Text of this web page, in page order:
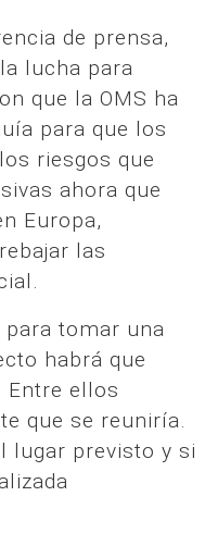
de prensa,
lucha para
que la OMS ha
para que los
riesgos que
ahora que
Europa,
las
para tomar una
habrá que
Entre ellos
que se reuniría.
lugar previsto y si